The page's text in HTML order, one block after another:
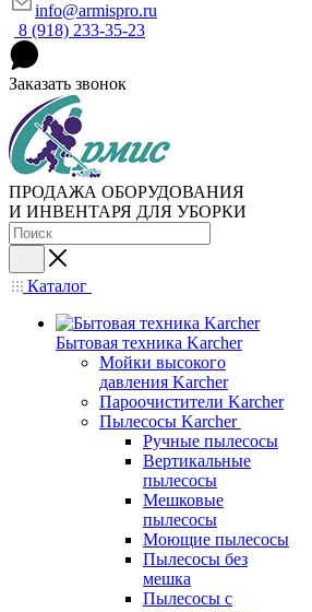
info@armispro.ru
8 (918) 233-35-23
Заказать звонок
ПРОДАЖА ОБОРУДОВАНИЯ
И ИНВЕНТАРЯ ДЛЯ УБОРКИ
Каталог
Бытовая техника Karcher
Мойки высокого
давления Karcher
Пароочистители Karcher
Пылесосы Karcher
Ручные пылесосы
Вертикальные
пылесосы
Мешковые
пылесосы
Моющие пылесосы
Пылесосы без
мешка
Пылесосы с